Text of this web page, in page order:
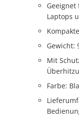
Laptops
Gewicht:
Mit
Farbe: